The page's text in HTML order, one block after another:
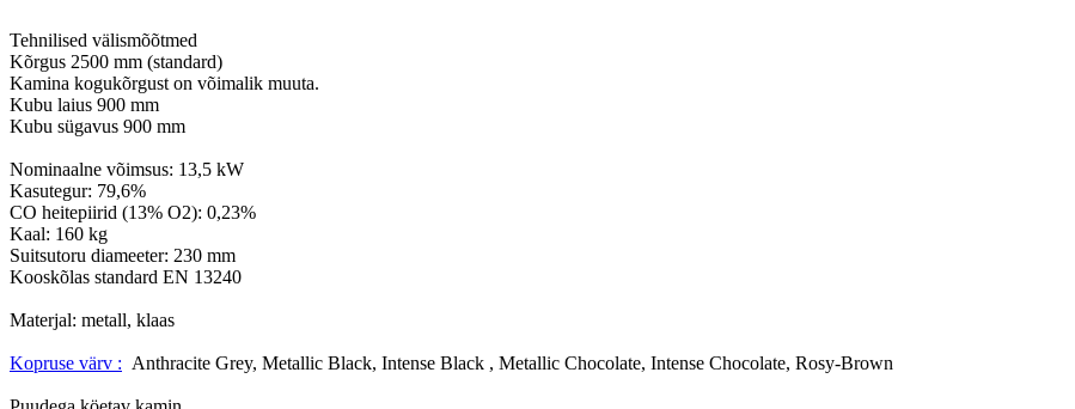
Tehnilised välismõõtmed
Kõrgus 2500 mm (standard)
Kamina kogukõrgust on võimalik muuta.
Kubu laius 900 mm
Kubu sügavus 900 mm
Nominaalne võimsus: 13,5 kW
Kasutegur: 79,6%
CO heitepiirid (13% O2): 0,23%
Kaal: 160 kg
Suitsutoru diameeter: 230 mm
Kooskõlas standard EN 13240
Materjal: metall, klaas
Kopruse värv : Anthracite Grey, Metallic Black, Intense Black , Metallic Chocolate, Intense Chocolate, Rosy-Brown